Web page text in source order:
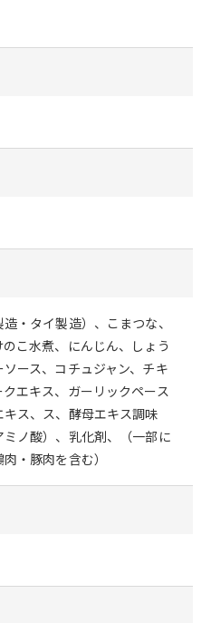
・タイ製造）、こまつな、
こ水煮、にんじん、しょう
ース、コチュジャン、チキ
エキス、ガーリックペース
ス、ス、酵母エキス調味
ノ酸）、乳化剤、（一部に
・豚肉を含む）